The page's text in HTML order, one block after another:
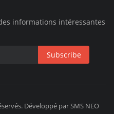
informations intéressantes
Subscribe
Développé par SMS NEO